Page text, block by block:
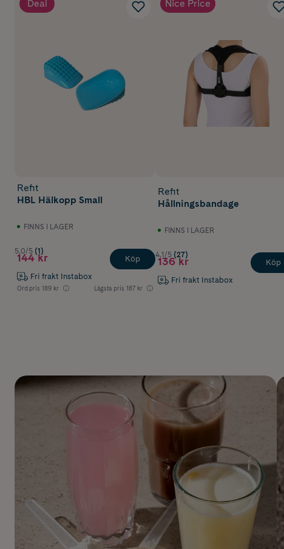
Deal
Refit
HBL Hälkopp Small
FINNS I LAGER
5.0/5 (1)
144 kr
Fri frakt Instabox
Ord.pris 189 kr Lägsta pris 187 kr
Köp
Nice Price
Refit
Hållningsbandage
FINNS I LAGER
4.1/5 (27)
136 kr
Fri frakt Instabox
Köp